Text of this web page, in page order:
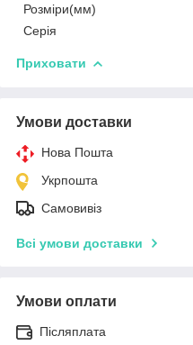
Розміри(мм)
Серія
Приховати
Умови доставки
Нова Пошта
Укрпошта
Самовивіз
Всі умови доставки
Умови оплати
Післяплата